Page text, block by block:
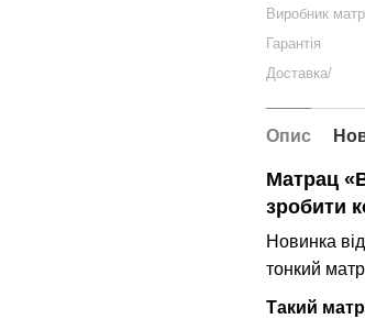
Виробник
Гарантія
Доставка/
Опис
Матрац
зробити
Новинка
тонкий
Такий